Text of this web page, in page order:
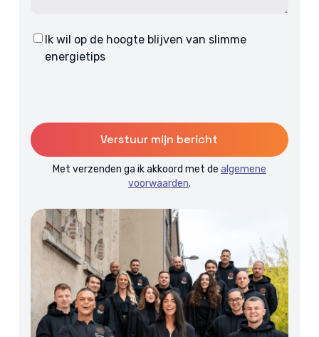
Consent
Ik wil op de hoogte blijven van slimme
energietips
Met verzenden ga ik akkoord met de algemene
voorwaarden.